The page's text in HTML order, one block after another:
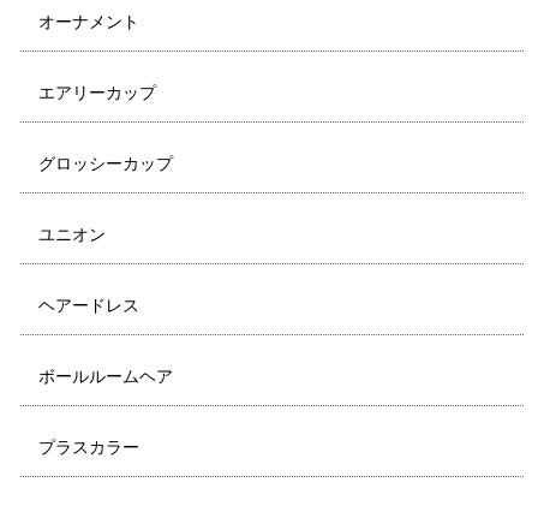
オーナメント
エアリーカップ
グロッシーカップ
ユニオン
ヘアードレス
ボールルームヘア
プラスカラー